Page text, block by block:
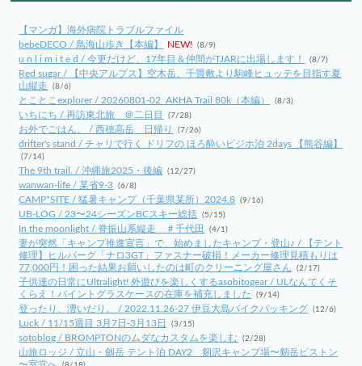
【マンガ】海外病院トラブルファイル
bebeDECO / 鳥海山歩き【本編】
NEW! (8/9)
u n l i m i t e d / 今更だけど、17年目＆仲間がTJARに出場します！ (8/7)
Red sugar / 【中央アルプス】空木岳、千畳敷より駒峰ヒュッテを目指す夏
山縦走
(8/6)
とことこexplorer / 20260801-02_AKHA Trail 80k（本編） (8/3)
いちにち / 再訪東北旅 ＠二日目 (7/28)
お外でごはん。 / 西穂高岳 日帰り (7/26)
drifter's stand / チャリで行く ドリフの ほろ酔いビジホ泊 2days 【熊谷編】
(7/14)
The 9th trail. / 沖縄旅2025・後編 (12/27)
wanwan-life / 某省9-3 (6/8)
CAMP*SITE / 猛暑キャンプ（千葉県某所）2024.8 (9/16)
UB-LOG / 23〜24シーズンBCスキー総括 (5/15)
In the moonlight / 脊振山系縦走 ＃千代田 (4/1)
妻が突然「キャンプ推進宣言」で、始めましたキャンプ・登山♪ / 【テント
修理】ヒルバーグ「ナロ3GT」ファスナー破損！メーカー修理見積もりは
77,000円！困った結果お願いしたのは町のクリーニング屋さん
(2/17)
子供達の日常にUltralight! 外遊びを楽しくするasobitogear / ULなんてくそ
くらえ！パイントグラスケースの在庫を補充しました
(9/14)
登ったり、漕いだり。 / 2022.11.26-27 伊豆大島バイクパッキング (12/6)
Luck / 11/15週目 3月7日-3月13日 (3/15)
sotoblog / BROMPTONのムダなカスタムを楽しむ (2/28)
山旅ロッジ / 立山・劔岳 テント泊 DAY2 剱沢キャンプ場〜剱岳ピストン